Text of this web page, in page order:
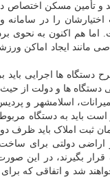
و تأمین مسکن اختصاص
را در سامانه
اما هم اکنون به نحوی
مانند ایجاد اماکن
ها اجرایی باید
دستگاه ها و دولت
اسلامشهر و
است باید به دستگاه
ثبت املاک باید ظرف
اراضی دولتی برای
قرار بگیرند، در این
شد و اتفاقی که